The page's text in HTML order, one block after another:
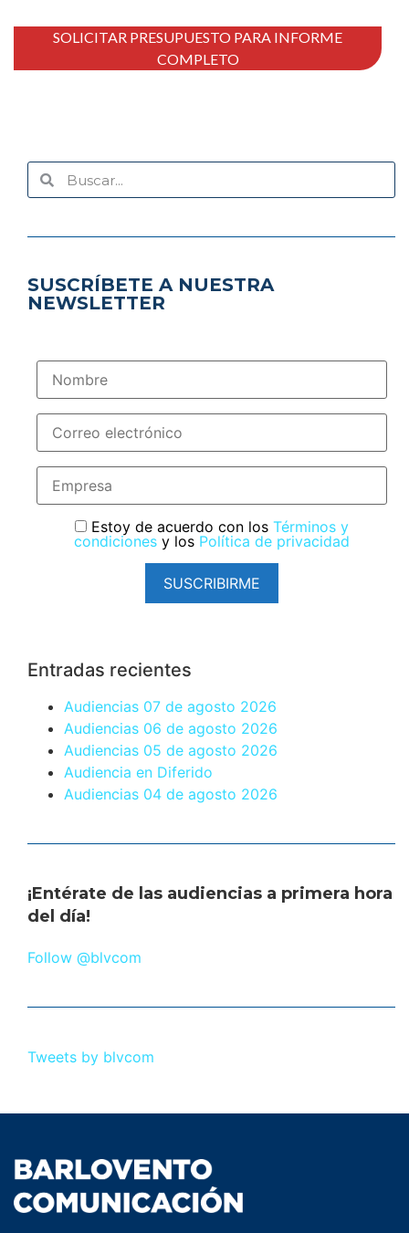
SOLICITAR PRESUPUESTO PARA INFORME
COMPLETO
SUSCRÍBETE A NUESTRA
NEWSLETTER
Estoy de acuerdo con los Términos y
condicionesy los Política de privacidad
SUSCRIBIRME
Entradas recientes
Audiencias 07 de agosto 2026
Audiencias 06 de agosto 2026
Audiencias 05 de agosto 2026
Audiencia en Diferido
Audiencias 04 de agosto 2026
¡Entérate de las audiencias a primera hora
del día!
Follow @blvcom
Tweets by blvcom